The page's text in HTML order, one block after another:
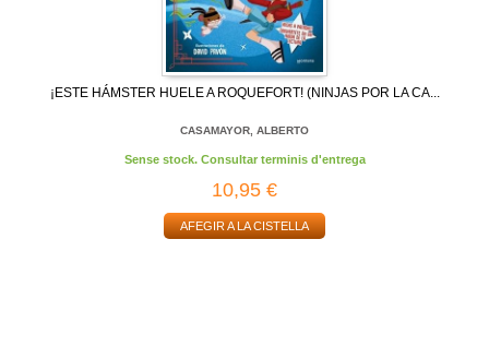
¡ESTE HÁMSTER HUELE A ROQUEFORT! (NINJAS POR LA CA...
CASAMAYOR, ALBERTO
Sense stock. Consultar terminis d'entrega
10,95 €
AFEGIR A LA CISTELLA